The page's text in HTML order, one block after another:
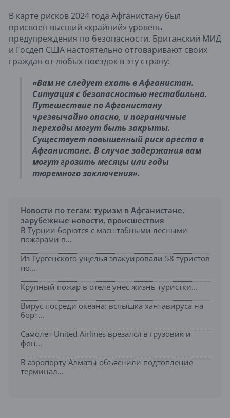
В карте рисков 2024 года Афганистану был
присвоен высший «крайний» уровень
предупреждения по безопасности. Британский МИД
и Госдеп США настоятельно отговаривают своих
граждан от любых поездок в эту страну:
«Вам не следует ехать в Афганистан.
Ситуация с безопасностью нестабильна.
Путешествие по Афганистану
чрезвычайно опасно, и пограничные
переходы могут быть закрыты.
Существует повышенный риск ареста в
Афганистане. В случае задержания вам
могут грозить месяцы или годы
тюремного заключения».
Новости по тегам: туризм в Афганистане,
зарубежные новости, происшествия
В Турции борются с масштабными лесными
пожарами в...
Из Тургенского ущелья эвакуировали 58 туристов
по...
Крупный пожар в отеле унес жизнь туристки...
Вирус посреди океана: вспышка хантавируса на
борт...
Самолет United Airlines врезался в грузовик и
фон...
В аэропорту Алматы объяснили подтопление
терминал...